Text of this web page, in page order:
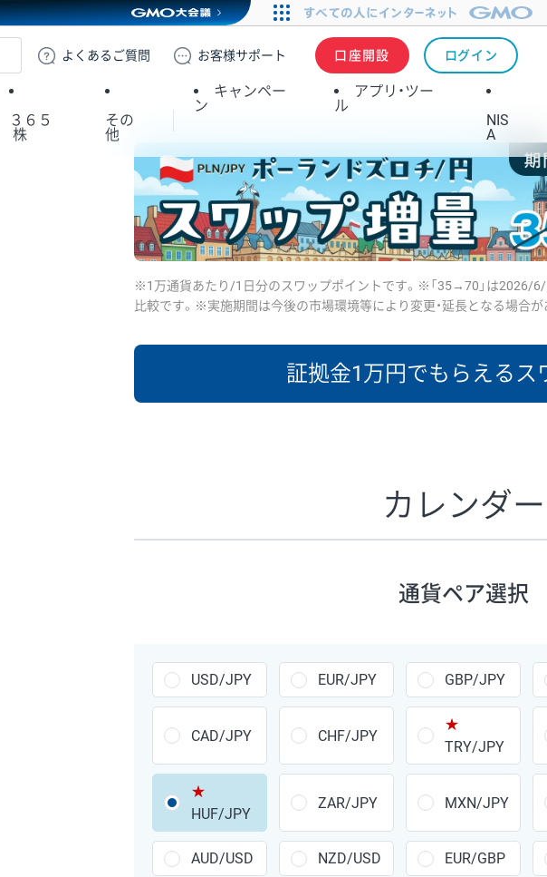
GMOクリック証券
よくある ご質問 お客様サポート 口座開設 ログイン
３６５
株
その
他
キャンペー
ン
アプリ・ツー
ル
NIS
A
※1万通貨あたり/1日分のスワップポイントです。※「35→70」は2026/6/
比較です。※実施期間は今後の市場環境等により変更・延長となる場合が
証拠金1万円でもらえるス
あたりの
ポイント
GBP/JPY 170円
AUD/JPY 106円
NZD/JPY 28円
CAD/JPY 38円
CHF/JPY 34円
カレンダー
通貨ペア選択
USD/JPY EUR/JPY GBP/JPY
CAD/JPY CHF/JPY
★
TRY/JPY
★
HUF/JPY
ZAR/JPY MXN/JPY
AUD/USD NZD/USD EUR/GBP